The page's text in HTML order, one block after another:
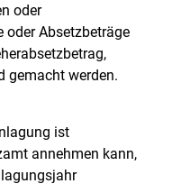
oder
oder Absetzbeträge
gemacht werden.
ist
annehmen kann,